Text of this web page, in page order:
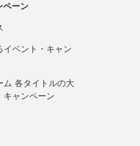
ペーン
イベント・キャン
ム 各タイトルの大
キャンペーン